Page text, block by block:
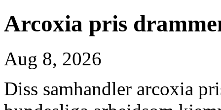
Arcoxia pris
Aug 8, 2026
Diss samhandler arcoxia